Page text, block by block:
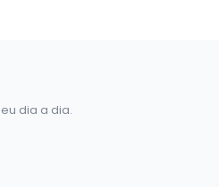
dia a dia.